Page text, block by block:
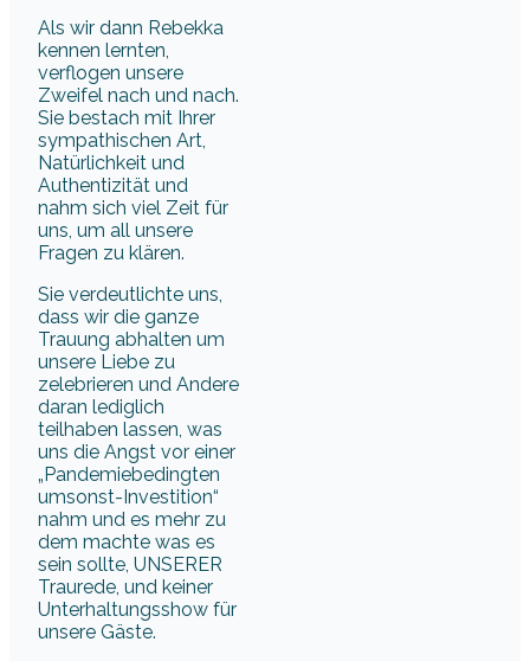
Als wir dann Rebekka
kennen lernten,
verflogen unsere
Zweifel nach und nach.
Sie bestach mit Ihrer
sympathischen Art,
Natürlichkeit und
Authentizität und
nahm sich viel Zeit für
uns, um all unsere
Fragen zu klären.
Sie verdeutlichte uns,
dass wir die ganze
Trauung abhalten um
unsere Liebe zu
zelebrieren und Andere
daran lediglich
teilhaben lassen, was
uns die Angst vor einer
„Pandemiebedingten
umsonst-Investition“
nahm und es mehr zu
dem machte was es
sein sollte, UNSERER
Traurede, und keiner
Unterhaltungsshow für
unsere Gäste.